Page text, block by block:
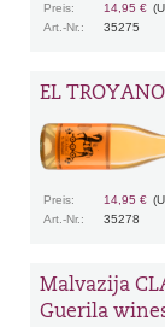
Preis: 14,95 €
Art.-Nr.:
35275
EL
Preis: 14,95 €
Art.-Nr.:
35278
Malvazija
Guerila